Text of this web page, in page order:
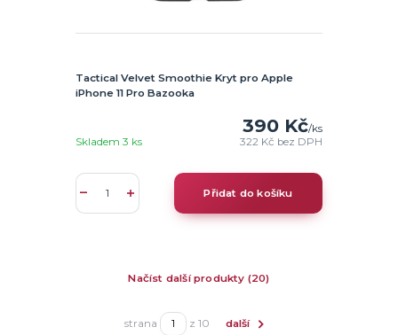
Tactical Velvet Smoothie Kryt pro Apple
iPhone 11 Pro Bazooka
390 Kč/ks
322 Kč bez DPH
Skladem 3 ks
Přidat do košíku
Načíst další produkty (20)
strana z 10 další